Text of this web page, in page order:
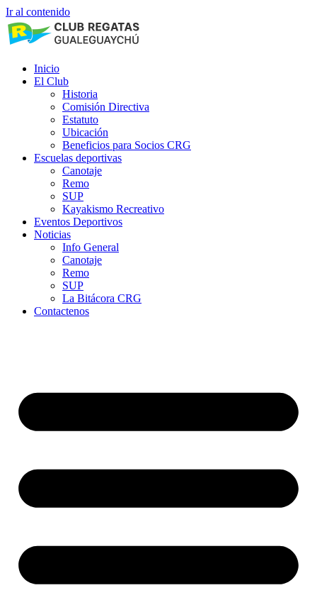
Ir al contenido
Inicio
El Club
Historia
Comisión Directiva
Estatuto
Ubicación
Beneficios para Socios CRG
Escuelas deportivas
Canotaje
Remo
SUP
Kayakismo Recreativo
Eventos Deportivos
Noticias
Info General
Canotaje
Remo
SUP
La Bitácora CRG
Contactenos